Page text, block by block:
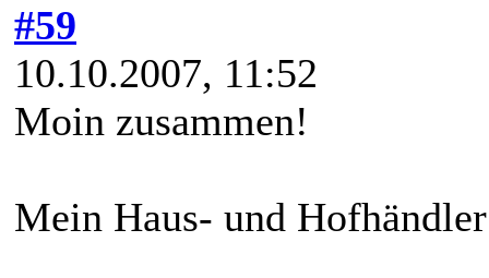
#59
10.10.2007, 11:52
Moin zusammen!
Mein Haus- und